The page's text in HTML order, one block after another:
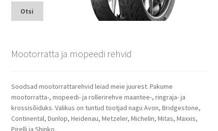
Otsi
Mootorratta ja mopeedi rehvid
Soodsad mootorrattarehvid leiad meie juurest. Pakume
mootorratta-, mopeedi- ja rollerirehve maantee-, ringraja- ja
krossisõiduks. Valikus on tuntud tootjad nagu Avon, Bridgestone,
Continental, Dunlop, Heidenau, Metzeler, Michelin, Mitas, Maxxis,
Pirelli ja Shinko.